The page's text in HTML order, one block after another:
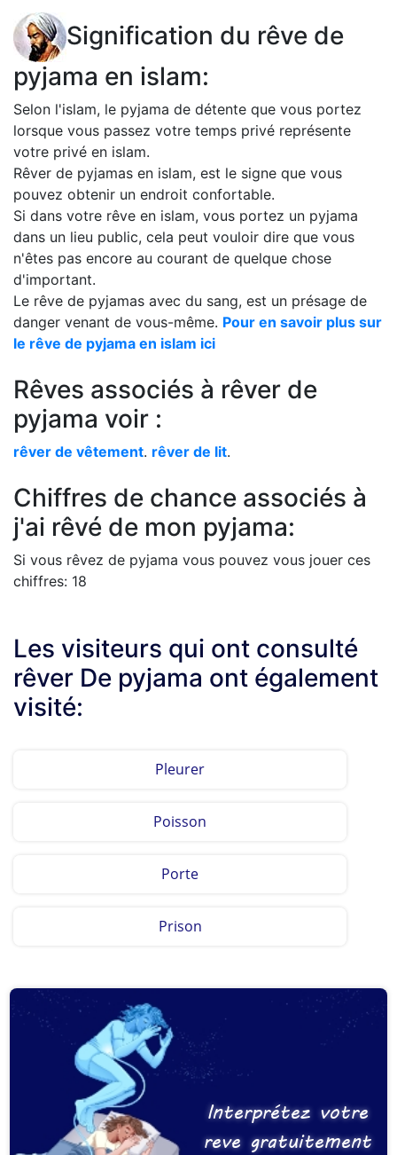
Signification du rêve de
pyjama en islam:
Selon l'islam, le pyjama de détente que vous portez
lorsque vous passez votre temps privé représente
votre privé en islam.
Rêver de pyjamas en islam, est le signe que vous
pouvez obtenir un endroit confortable.
Si dans votre rêve en islam, vous portez un pyjama
dans un lieu public, cela peut vouloir dire que vous
n'êtes pas encore au courant de quelque chose
d'important.
Le rêve de pyjamas avec du sang, est un présage de
danger venant de vous-même. Pour en savoir plus sur
le rêve de pyjama en islam ici
Rêves associés à rêver de
pyjama voir :
rêver de vêtement. rêver de lit.
Chiffres de chance associés à
j'ai rêvé de mon pyjama:
Si vous rêvez de pyjama vous pouvez vous jouer ces
chiffres: 18
Les visiteurs qui ont consulté
rêver De pyjama ont également
visité:
Pleurer
Poisson
Porte
Prison
Interprétez votre
reve gratuitement